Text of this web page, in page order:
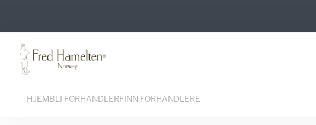
HJEM BLI FORHANDLERFINN FORHANDLERE